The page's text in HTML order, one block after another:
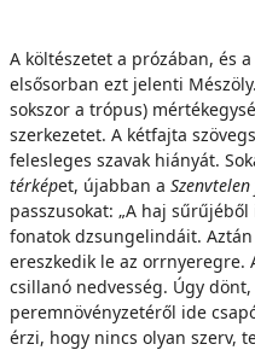
A költészetet a prózában, és
elsősorban ezt jelenti
sokszor a trópus)
szerkezetet. A kétfajta
felesleges szavak hiányát.
térképet, újabban a
passzusokat: „A haj
fonatok dzsungelindáit.
ereszkedik le az orrnyeregre.
csillanó nedvesség. Úgy
peremnövényzetéről ide
érzi, hogy nincs olyan szerv,